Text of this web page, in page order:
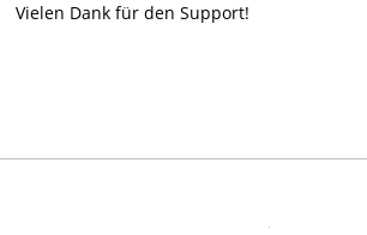
Vielen Dank für den Support!